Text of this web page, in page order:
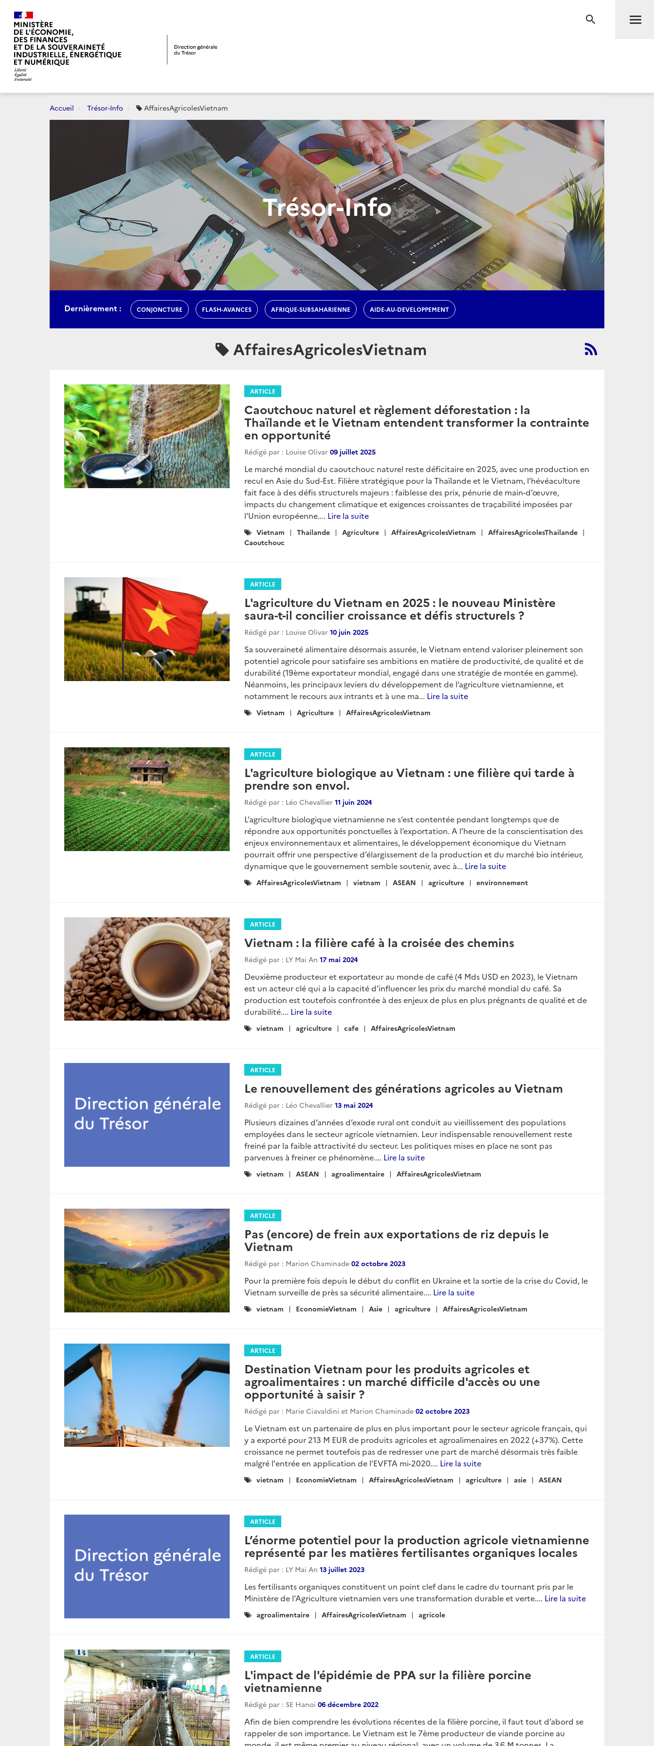
RECHERCHE
Accueil Trésor-Info AffairesAgricolesVietnam
Trésor-Info
Dernièrement : CONJONCTURE FLASH-AVANCES AFRIQUE-SUBSAHARIENNE AIDE-AU-DEVELOPPEMENT
AffairesAgricolesVietnam
ARTICLE
Caoutchouc naturel et règlement déforestation : la
Thaïlande et le Vietnam entendent transformer la contrainte
en opportunité
Rédigé par : Louise Olivar 09 juillet 2025
Le marché mondial du caoutchouc naturel reste déficitaire en 2025, avec une production en
recul en Asie du Sud-Est. Filière stratégique pour la Thaïlande et le Vietnam, l’hévéaculture
fait face à des défis structurels majeurs : faiblesse des prix, pénurie de main-d’œuvre,
impacts du changement climatique et exigences croissantes de traçabilité imposées par
l’Union européenne.... Lire la suite
Catégories
:
Vietnam Thailande Agriculture AffairesAgricolesVietnam
AffairesAgricolesThailande
Caoutchouc
ARTICLE
L'agriculture du Vietnam en 2025 : le nouveau Ministère
saura-t-il concilier croissance et défis structurels ?
Rédigé par : Louise Olivar 10 juin 2025
Sa souveraineté alimentaire désormais assurée, le Vietnam entend valoriser pleinement son
potentiel agricole pour satisfaire ses ambitions en matière de productivité, de qualité et de
durabilité (19ème exportateur mondial, engagé dans une stratégie de montée en gamme).
Néanmoins, les principaux leviers du développement de l’agriculture vietnamienne, et
notamment le recours aux intrants et à une ma... Lire la suite
Catégories
Vietnam Agriculture AffairesAgricolesVietnam
ARTICLE
L'agriculture biologique au Vietnam : une filière qui tarde à
prendre son envol.
Rédigé par : Léo Chevallier 11 juin 2024
L’agriculture biologique vietnamienne ne s’est contentée pendant longtemps que de
répondre aux opportunités ponctuelles à l’exportation. A l’heure de la conscientisation des
enjeux environnementaux et alimentaires, le développement économique du Vietnam
pourrait offrir une perspective d’élargissement de la production et du marché bio intérieur,
dynamique que le gouvernement semble soutenir, avec à... Lire la suite
Catégories
AffairesAgricolesVietnam vietnam ASEAN agriculture environnement
ARTICLE
Vietnam : la filière café à la croisée des chemins
Rédigé par : LY Mai An 17 mai 2024
Deuxième producteur et exportateur au monde de café (4 Mds USD en 2023), le Vietnam
est un acteur clé qui a la capacité d’influencer les prix du marché mondial du café. Sa
production est toutefois confrontée à des enjeux de plus en plus prégnants de qualité et de
durabilité.... Lire la suite
Catégories
vietnam agriculture cafe AffairesAgricolesVietnam
ARTICLE
Le renouvellement des générations agricoles au Vietnam
Rédigé par : Léo Chevallier 13 mai 2024
Plusieurs dizaines d’années d’exode rural ont conduit au vieillissement des populations
employées dans le secteur agricole vietnamien. Leur indispensable renouvellement reste
freiné par la faible attractivité du secteur. Les politiques mises en place ne sont pas
parvenues à freiner ce phénomène.... Lire la suite
Catégories
vietnam ASEAN agroalimentaire AffairesAgricolesVietnam
ARTICLE
Pas (encore) de frein aux exportations de riz depuis le
Vietnam
Rédigé par : Marion Chaminade 02 octobre 2023
Pour la première fois depuis le début du conflit en Ukraine et la sortie de la crise du Covid, le
Vietnam surveille de près sa sécurité alimentaire.... Lire la suite
Catégories
vietnam EconomieVietnam Asie agriculture AffairesAgricolesVietnam
ARTICLE
Destination Vietnam pour les produits agricoles et
agroalimentaires : un marché difficile d'accès ou une
opportunité à saisir ?
Rédigé par : Marie Ciavaldini et Marion Chaminade 02 octobre 2023
Le Vietnam est un partenaire de plus en plus important pour le secteur agricole français, qui
y a exporté pour 213 M EUR de produits agricoles et agroalimenaires en 2022 (+37%). Cette
croissance ne permet toutefois pas de redresser une part de marché désormais très faible
malgré l'entrée en application de l'EVFTA mi-2020.... Lire la suite
Catégories
vietnam EconomieVietnam AffairesAgricolesVietnam agriculture asie ASEAN
ARTICLE
L’énorme potentiel pour la production agricole vietnamienne
représenté par les matières fertilisantes organiques locales
Rédigé par : LY Mai An 13 juillet 2023
Les fertilisants organiques constituent un point clef dans le cadre du tournant pris par le
Ministère de l’Agriculture vietnamien vers une transformation durable et verte.... Lire la suite
Catégories
agroalimentaire AffairesAgricolesVietnam agricole
ARTICLE
L'impact de l'épidémie de PPA sur la filière porcine
vietnamienne
Rédigé par : SE Hanoi 06 décembre 2022
Afin de bien comprendre les évolutions récentes de la filière porcine, il faut tout d’abord se
rappeler de son importance. Le Vietnam est le 7ème producteur de viande porcine au